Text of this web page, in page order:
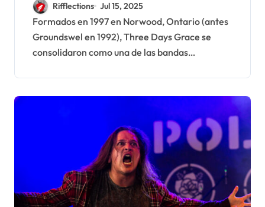
Days Grace
Rifflections Jul 15, 2025
Formados en 1997 en Norwood, Ontario (antes
Groundswel en 1992), Three Days Grace se
consolidaron como una de las bandas…